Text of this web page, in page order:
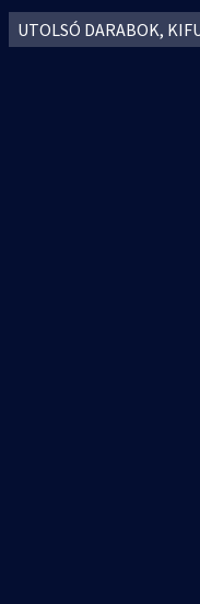
UTOLSÓ DARABOK,